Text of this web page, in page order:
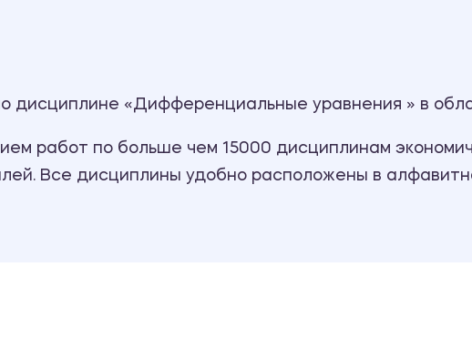
дисциплине «Дифференциальные уравнения » в
работ по больше чем 15000 дисциплинам
Все дисциплины удобно расположены в